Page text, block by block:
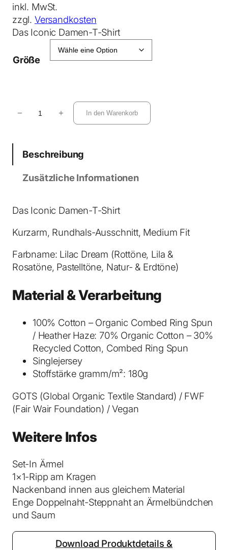
inkl. MwSt.
zzgl. Versandkosten
Das Iconic Damen-T-Shirt
Größe
l
s
r
-
S
i
D
r
a
M
e
n
g
e
− + In den Warenkorb
Beschreibung
Zusätzliche Informationen
Das Iconic Damen-T-Shirt
Kurzarm, Rundhals-Ausschnitt, Medium Fit
Farbname: Lilac Dream (Rottöne, Lila &
Rosatöne, Pastelltöne, Natur- & Erdtöne)
Material & Verarbeitung
100% Cotton – Organic Combed Ring Spun
/ Heather Haze: 70% Organic Cotton – 30%
Recycled Cotton, Combed Ring Spun
Singlejersey
Stoffstärke gramm/m²: 180g
GOTS (Global Organic Textile Standard) / FWF
(Fair Wair Foundation) / Vegan
Weitere Infos
Set-In Ärmel
1×1-Ripp am Kragen
Nackenband innen aus gleichem Material
Enge Doppelnaht-Steppnaht an Ärmelbündchen
und Saum
Download Produktdetails &